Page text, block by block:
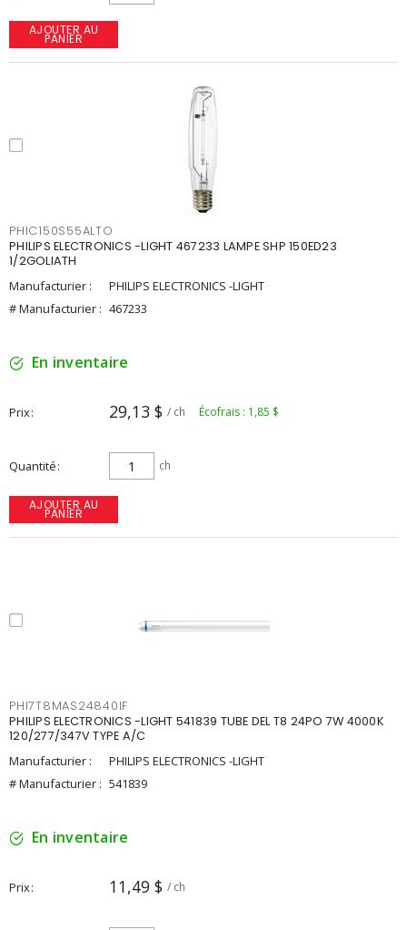
AJOUTER AU
PANIER
PHIC150S55ALTO
PHILIPS ELECTRONICS -LIGHT 467233 LAMPE SHP 150ED23
1/2GOLIATH
Manufacturier :
PHILIPS ELECTRONICS -LIGHT
# Manufacturier : 467233
En inventaire
Prix 29,13 $ / ch Écofrais : 1,85 $
Quantité ch
AJOUTER AU
PANIER
PHI7T8MAS24840IF
PHILIPS ELECTRONICS -LIGHT 541839 TUBE DEL T8 24PO 7W 4000K
120/277/347V TYPE A/C
Manufacturier :
PHILIPS ELECTRONICS -LIGHT
# Manufacturier : 541839
En inventaire
Prix 11,49 $ / ch